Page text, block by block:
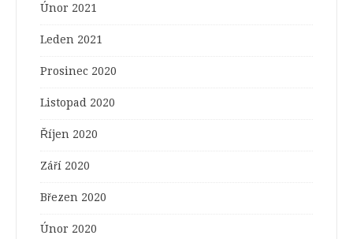
Únor 2021
Leden 2021
Prosinec 2020
Listopad 2020
Říjen 2020
Září 2020
Březen 2020
Únor 2020